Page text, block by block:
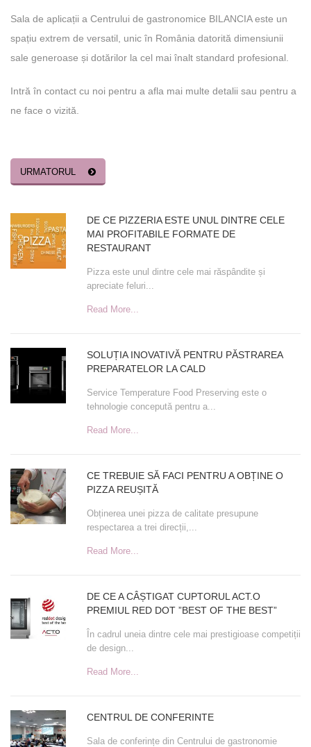
Sala de aplicații a Centrului de gastronomice BILANCIA este un
spațiu extrem de versatil, unic în România datorită dimensiunii
sale generoase și dotărilor la cel mai înalt standard profesional.
Intră în contact cu noi pentru a afla mai multe detalii sau pentru a
ne face o vizită.
URMATORUL
ARTICOLE
RECENTE
DE CE PIZZERIA ESTE UNUL DINTRE CELE
MAI PROFITABILE FORMATE DE
RESTAURANT
Pizza este unul dintre cele mai răspândite și
apreciate feluri...
Read More...
SOLUȚIA INOVATIVĂ PENTRU PĂSTRAREA
PREPARATELOR LA CALD
Service Temperature Food Preserving este o
tehnologie concepută pentru a...
Read More...
CE TREBUIE SĂ FACI PENTRU A OBȚINE O
PIZZA REUȘITĂ
Obținerea unei pizza de calitate presupune
respectarea a trei direcții,...
Read More...
DE CE A CÂȘTIGAT CUPTORUL ACT.O
PREMIUL RED DOT ”BEST OF THE BEST”
În cadrul uneia dintre cele mai prestigioase competiții
de design...
Read More...
CENTRUL DE CONFERINTE
Sala de conferințe din Centrului de gastronomie